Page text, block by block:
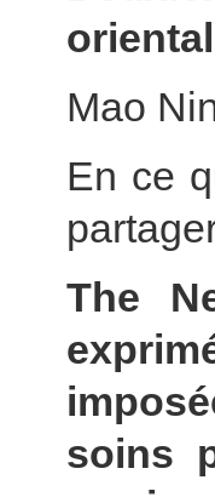
Mao
En ce
The
soins